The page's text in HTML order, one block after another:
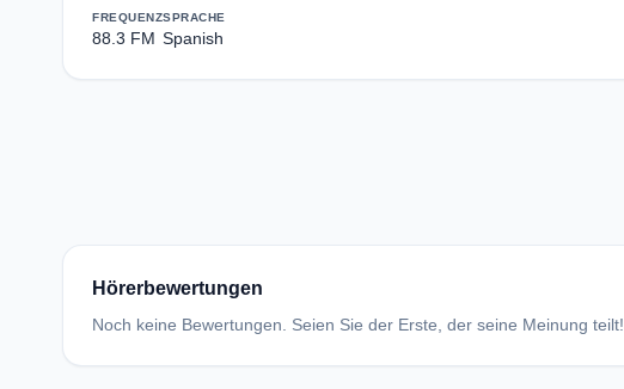
FREQUENZ
88.3 FM
SPRACHE
Spanish
Hörerbewertungen
Noch keine Bewertungen. Seien Sie der Erste, der seine Meinung teilt!